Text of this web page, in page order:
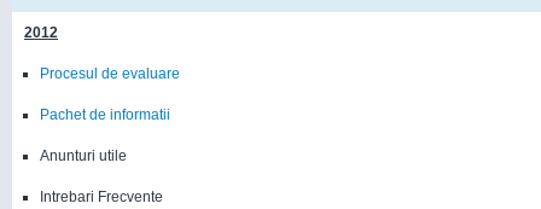
2012
Procesul de evaluare
Pachet de informatii
Anunturi utile
Intrebari Frecvente